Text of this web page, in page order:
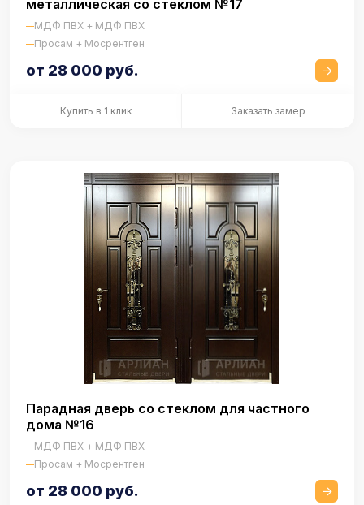
металлическая со стеклом №17
МДФ ПВХ + МДФ ПВХ
Просам + Мосрентген
от 28 000 руб.
Купить в 1 клик Заказать замер
Парадная дверь со стеклом для частного
дома №16
МДФ ПВХ + МДФ ПВХ
Просам + Мосрентген
от 28 000 руб.